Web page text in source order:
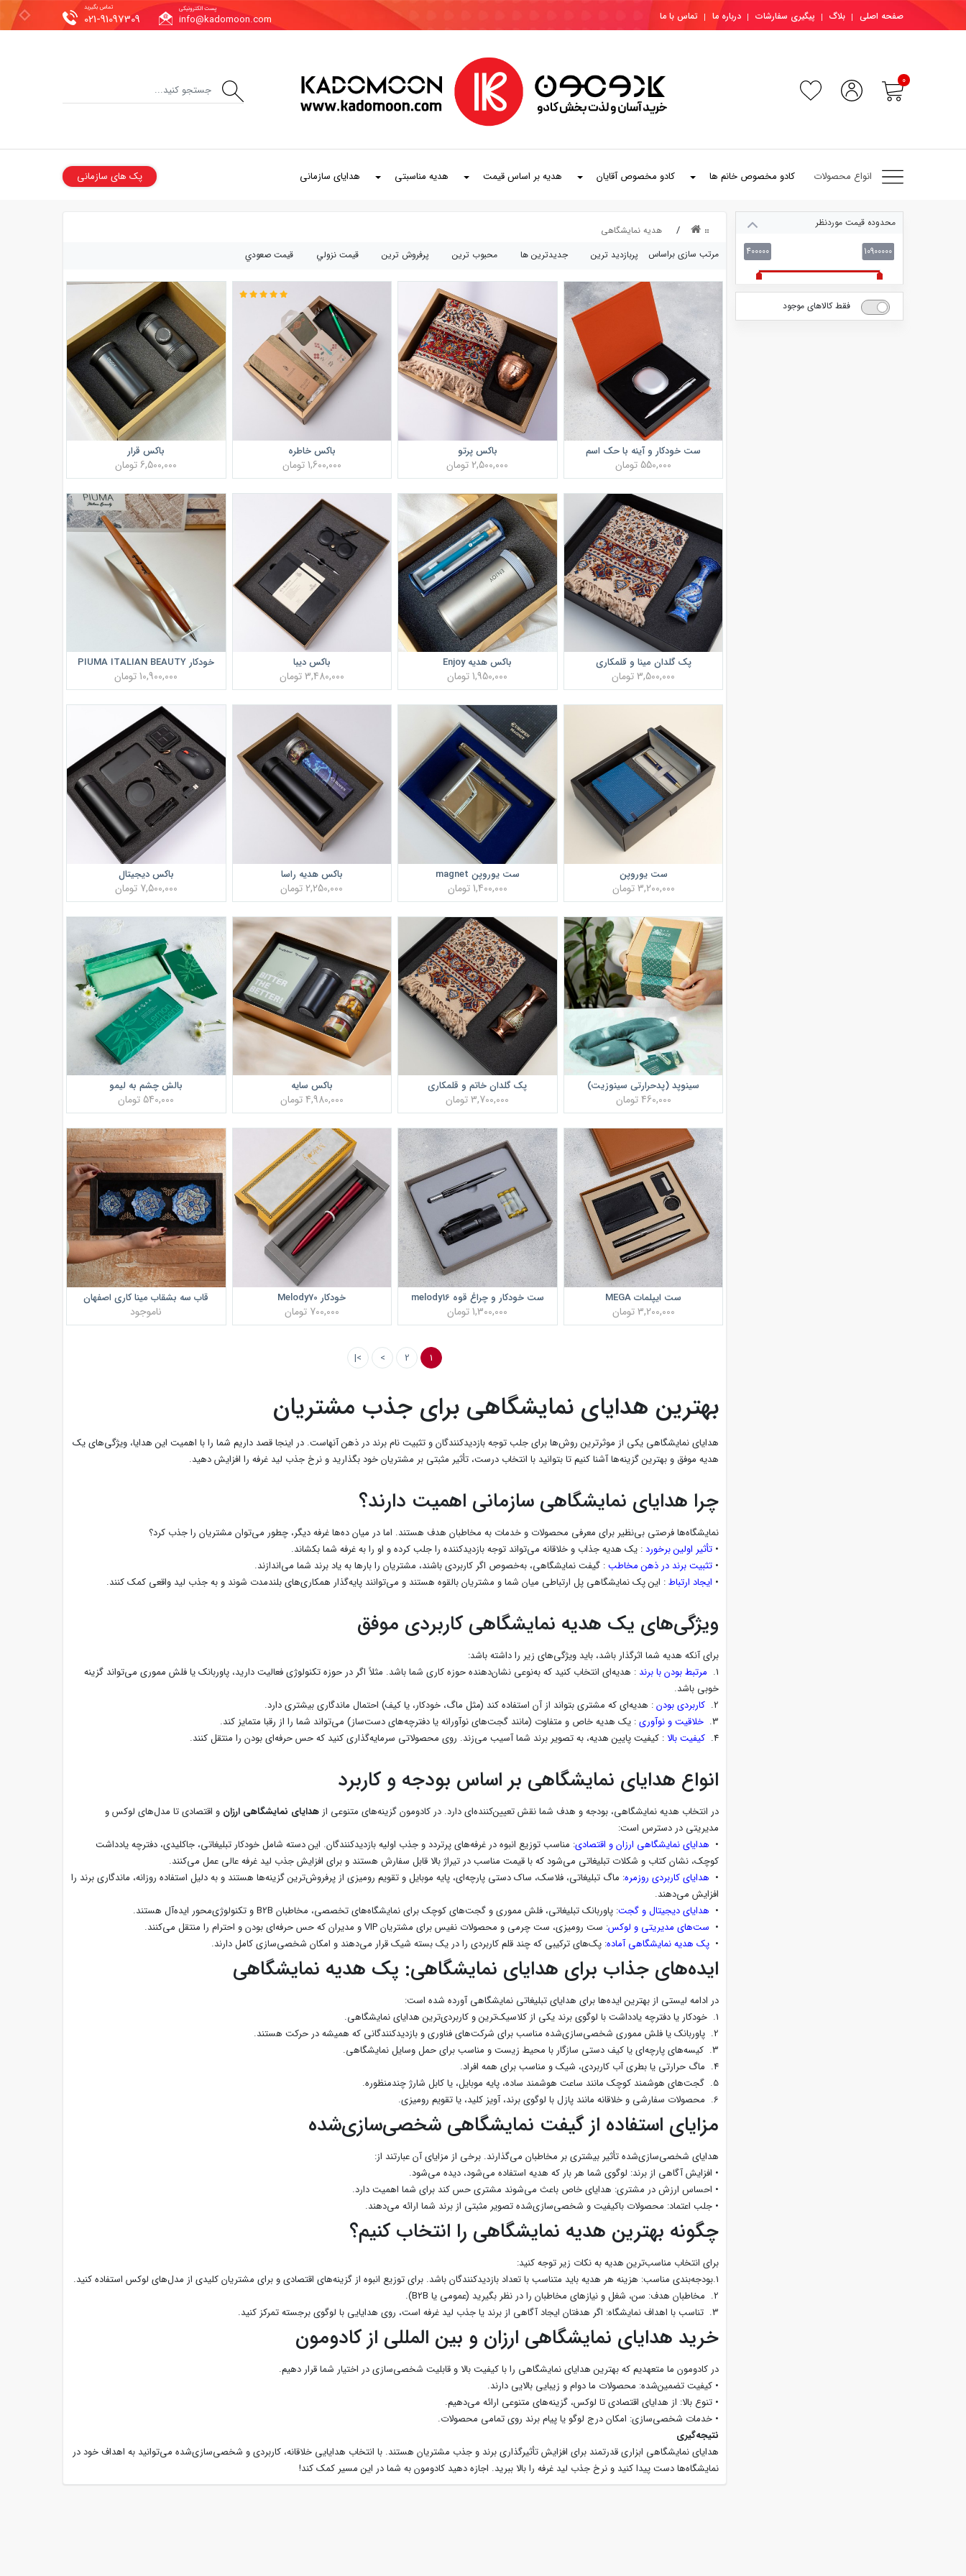
صفحه اصلی بلاگ پیگیری سفارشات درباره ما تماس با ما
پست الکترونیکی
info@kadomoon.com
تماس بگیرید
021-91097309
0
انواع محصولات کادو مخصوص خانم ها کادو مخصوص آقایان هدیه بر اساس قیمت هدیه مناسبتی هدایای سازمانی پک های سازمانی
محدوده قیمت موردنظر
400000 10900000
فقط کالاهای موجود
هدیه نمایشگاهی
پربازديد ترين
جديدترين ها محبوب ترين پرفروش ترين قيمت نزولي قيمت صعودي مرتب سازی براساس
ست خودکار و آینه با حک اسم
550,000 تومان
باکس پرتو
2,500,000 تومان
باکس خاطره
1,600,000 تومان
باکس قرار
6,500,000 تومان
پک گلدان مینا و قلمکاری
3,500,000 تومان
باکس هدیه Enjoy
1,950,000 تومان
باکس دیبا
3,480,000 تومان
خودکار PIUMA ITALIAN BEAUTY
10,900,000 تومان
ست یوروپن
3,200,000 تومان
ست یوروپن magnet
1,400,000 تومان
باکس هدیه راسا
2,250,000 تومان
باکس دیجیتال
7,500,000 تومان
سینوپد (پدحرارتی سینوزیت)
460,000 تومان
پک گلدان خاتم و قلمکاری
3,700,000 تومان
باکس سایه
4,980,000 تومان
بالش چشم به لیمو
540,000 تومان
ست ایپلمات MEGA
3,200,000 تومان
ست خودکار و چراغ قوه melody16
1,300,000 تومان
خودکار Melody70
700,000 تومان
قاب سه بشقاب مینا کاری اصفهان
ناموجود
1
2
>
>|
بهترین هدایای نمایشگاهی برای جذب مشتریان
هدایای نمایشگاهی یکی از موثرترین روش‌ها برای جلب توجه بازدیدکنندگان و تثبیت نام برند در ذهن آنهاست. در اینجا قصد داریم شما را با اهمیت این هدایا، ویژگی‌های یک
هدیه موفق و بهترین گزینه‌ها آشنا کنیم تا بتوانید با انتخاب درست، تأثیر مثبتی بر مشتریان خود بگذارید و نرخ جذب لید غرفه را افزایش دهید.
چرا هدایای نمایشگاهی سازمانی اهمیت دارند؟
نمایشگاه‌ها فرصتی بی‌نظیر برای معرفی محصولات و خدمات به مخاطبان هدف هستند. اما در میان ده‌ها غرفه دیگر، چطور می‌توان مشتریان را جذب کرد؟
• تأثیر اولین برخورد: یک هدیه جذاب و خلاقانه می‌تواند توجه بازدیدکننده را جلب کرده و او را به غرفه شما بکشاند.
• تثبیت برند در ذهن مخاطب: گیفت نمایشگاهی، به‌خصوص اگر کاربردی باشند، مشتریان را بارها به یاد برند شما می‌اندازند.
• ایجاد ارتباط: این پک نمایشگاهی پل ارتباطی میان شما و مشتریان بالقوه هستند و می‌توانند پایه‌گذار همکاری‌های بلندمدت شوند و به جذب لید واقعی کمک کنند.
ویژگی‌های یک هدیه نمایشگاهی کاربردی موفق
برای آنکه هدیه شما اثرگذار باشد، باید ویژگی‌های زیر را داشته باشد:
1.
مرتبط بودن با برند : هدیه‌ای انتخاب کنید که به‌نوعی نشان‌دهنده حوزه کاری شما باشد. مثلاً اگر در حوزه تکنولوژی فعالیت دارید، پاوربانک یا فلش مموری می‌تواند گزینه
خوبی باشد.
2. کاربردی بودن: هدیه‌ای که مشتری بتواند از آن استفاده کند (مثل ماگ، خودکار، یا کیف) احتمال ماندگاری بیشتری دارد.
3. خلاقیت و نوآوری: یک هدیه خاص و متفاوت (مانند گجت‌های نوآورانه یا دفترچه‌های دست‌ساز) می‌تواند شما را از رقبا متمایز کند.
4. کیفیت بالا : کیفیت پایین هدیه، به تصویر برند شما آسیب می‌زند. روی محصولاتی سرمایه‌گذاری کنید که حس حرفه‌ای بودن را منتقل کنند.
انواع هدایای نمایشگاهی بر اساس بودجه و کاربرد
در انتخاب هدیه نمایشگاهی، بودجه و هدف شما نقش تعیین‌کننده‌ای دارد. در کادومون گزینه‌های متنوعی از هدایای نمایشگاهی ارزان و اقتصادی تا مدل‌های لوکس و
مدیریتی در دسترس است:
• هدایای نمایشگاهی ارزان و اقتصادی: مناسب توزیع انبوه در غرفه‌های پرتردد و جذب اولیه بازدیدکنندگان. این دسته شامل خودکار تبلیغاتی، جاکلیدی، دفترچه یادداشت
کوچک، نشان کتاب و شکلات تبلیغاتی می‌شود که با قیمت مناسب در تیراژ بالا قابل سفارش هستند و برای افزایش جذب لید غرفه عالی عمل می‌کنند.
• هدایای کاربردی روزمره: ماگ تبلیغاتی، فلاسک، ساک دستی پارچه‌ای، پایه موبایل و تقویم رومیزی از پرفروش‌ترین گزینه‌ها هستند و به دلیل استفاده روزانه، ماندگاری برند را
افزایش می‌دهند.
• هدایای دیجیتال و گجت: پاوربانک تبلیغاتی، فلش مموری و گجت‌های کوچک برای نمایشگاه‌های تخصصی، مخاطبان B2B و تکنولوژی‌محور ایده‌آل هستند.
• ست‌های مدیریتی و لوکس: ست رومیزی، ست چرمی و محصولات نفیس برای مشتریان VIP و مدیران که حس حرفه‌ای بودن و احترام را منتقل می‌کنند.
• پک هدیه نمایشگاهی آماده: پک‌های ترکیبی که چند قلم کاربردی را در یک بسته شیک قرار می‌دهند و امکان شخصی‌سازی کامل دارند.
ایده‌های جذاب برای هدایای نمایشگاهی: پک هدیه نمایشگاهی
در ادامه لیستی از بهترین ایده‌ها برای هدایای تبلیغاتی نمایشگاهی آورده شده است:
1. خودکار یا دفترچه یادداشت با لوگوی برند یکی از کلاسیک‌ترین و کاربردی‌ترین هدایای نمایشگاهی.
2. پاوربانک یا فلش مموری شخصی‌سازی‌شده مناسب برای شرکت‌های فناوری و بازدیدکنندگانی که همیشه در حرکت هستند.
3. کیسه‌های پارچه‌ای یا کیف دستی سازگار با محیط زیست و مناسب برای حمل وسایل نمایشگاهی.
4. ماگ حرارتی یا بطری آب کاربردی، شیک و مناسب برای همه افراد.
5. گجت‌های هوشمند کوچک مانند ساعت هوشمند ساده، پایه موبایل، یا کابل شارژ چندمنظوره.
6. محصولات سفارشی و خلاقانه مانند پازل با لوگوی برند، آویز کلید، یا تقویم رومیزی.
مزایای استفاده از گیفت نمایشگاهی شخصی‌سازی‌شده
هدایای شخصی‌سازی‌شده تأثیر بیشتری بر مخاطبان می‌گذارند. برخی از مزایای آن عبارتند از:
• افزایش آگاهی از برند: لوگوی شما هر بار که هدیه استفاده می‌شود، دیده می‌شود.
• احساس ارزش در مشتری: هدایای خاص باعث می‌شوند مشتری حس کند برای شما اهمیت دارد.
• جلب اعتماد: محصولات باکیفیت و شخصی‌سازی‌شده تصویر مثبتی از برند شما ارائه می‌دهند.
چگونه بهترین هدیه نمایشگاهی را انتخاب کنیم؟
برای انتخاب مناسب‌ترین هدیه به نکات زیر توجه کنید:
1.بودجه‌بندی مناسب: هزینه هر هدیه باید متناسب با تعداد بازدیدکنندگان باشد. برای توزیع انبوه از گزینه‌های اقتصادی و برای مشتریان کلیدی از مدل‌های لوکس استفاده کنید.
2. مخاطبان هدف: سن، شغل و نیازهای مخاطبان را در نظر بگیرید (عمومی یا B2B).
3. تناسب با اهداف نمایشگاه: اگر هدفتان ایجاد آگاهی از برند یا جذب لید غرفه است، روی هدایایی با لوگوی برجسته تمرکز کنید.
خرید هدایای نمایشگاهی ارزان و بین المللی از کادومون
در کادومون ما متعهدیم که بهترین هدایای نمایشگاهی را با کیفیت بالا و قابلیت شخصی‌سازی در اختیار شما قرار دهیم.
• کیفیت تضمین‌شده: محصولات ما دوام و زیبایی بالایی دارند.
• تنوع بالا: از هدایای اقتصادی تا لوکس، گزینه‌های متنوعی ارائه می‌دهیم.
• خدمات شخصی‌سازی: امکان درج لوگو یا پیام برند روی تمامی محصولات.
نتیجه‌گیری
هدایای نمایشگاهی ابزاری قدرتمند برای افزایش تأثیرگذاری برند و جذب مشتریان هستند. با انتخاب هدایایی خلاقانه، کاربردی و شخصی‌سازی‌شده می‌توانید به اهداف خود در
نمایشگاه‌ها دست پیدا کنید و نرخ جذب لید غرفه را بالا ببرید. اجازه دهید کادومون به شما در این مسیر کمک کند!